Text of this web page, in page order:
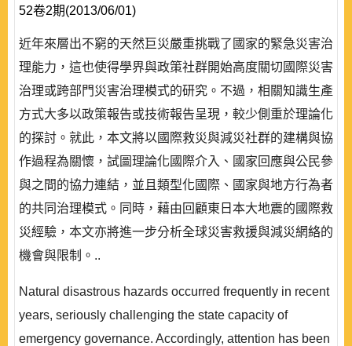
52卷2期(2013/06/01)
近年來層出不窮的天然巨災嚴重挑戰了國家的緊急災害治
理能力，這也使得學界與政策社群開始高度關切國際災害
治理或跨部門災害治理模式的研究。不過，相關知識生產
方式大多以政策報告或技術報告呈現，較少側重於理論化
的探討。就此，本文將以國際救災與減災社群的建構與協
作過程為關懷，試圖理論化國際介入、國家回應與公民參
與之間的協力連結，並且類型化國際、國家與地方行為者
的共同治理模式。同時，藉由回顧東日本大地震的國際救
災經驗，本文亦將進一步分析全球災害救援與減災網絡的
機會與限制。..
Natural disastrous hazards occurred frequently in recent
years, seriously challenging the state capacity of
emergency governance. Accordingly, attention has been